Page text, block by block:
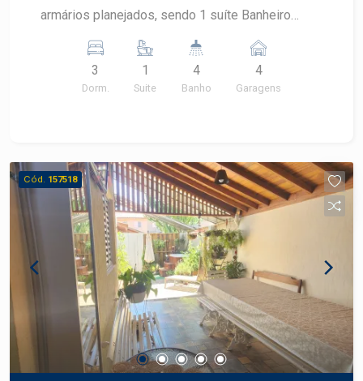
armários planejados, sendo 1 suíte Banheiro
sala de estar com excelente iluminação natural
Sala de jantar Cozinha com armários planejados
Despensa Área de serviço reservada Área
Garagem: 4 vagas no total 2 vagas cobertas 2
vagas descobertas Diferenciais: Ambientes bem
distribuídos Excelente espaço interno e externo
Ideal para famílias que valorizam conforto e
praticidade Aceita financiamento. Estuda permuta
por casa térrea de menor valor nos bairros Vila
Independência, Bairro dos Alemães ou São
Judas.
3
Dorm.
1
Suite
4
Banho
4
Garagens
Cód. 157518